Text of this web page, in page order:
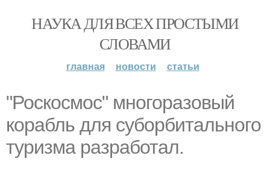
НАУКА ДЛЯ ВСЕХ ПРОСТЫМИ
СЛОВАМИ
главная новости статьи
"Роскосмос" многоразовый
корабль для суборбитального
туризма разработал.